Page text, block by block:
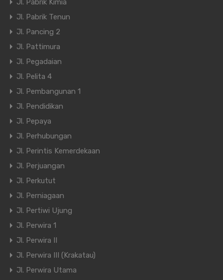
Jl. Pabrik Kimia
Jl. Pabrik Tenun
Jl. Pancing 2
Jl. Pattimura
Jl. Pegadaian
Jl. Pelita 4
Jl. Pembangunan 1
Jl. Pendidikan
Jl. Pepaya
Jl. Perhubungan
Jl. Perintis Kemerdekaan
Jl. Perjuangan
Jl. Perkutut
Jl. Perniagaan
Jl. Pertiwi Ujung
Jl. Perwira 1
Jl. Perwira II
Jl. Perwira III (Krakatau)
Jl. Perwira Utama